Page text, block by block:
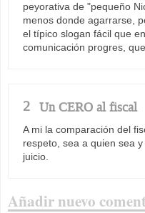
peyorativa de "pequeño
menos donde agarrarse,
el típico slogan fácil que
comunicación progres,
2 Un CERO al fiscal
A mi la comparación del
respeto, sea a quien sea
juicio.
Añadir nuevo